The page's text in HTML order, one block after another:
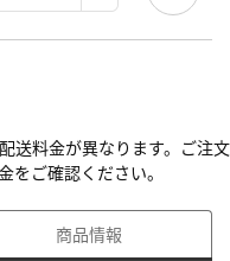
送料金が異なります。ご注文
をご確認ください。
商品情報